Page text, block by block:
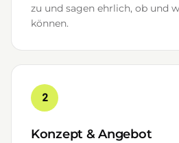
zu und sagen ehrlich, ob und
können.
2
Konzept & Angebot